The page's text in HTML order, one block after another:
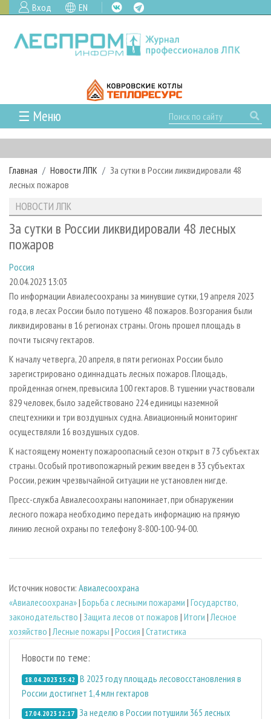
Вход EN
☰ Меню
ГЛАВНАЯ
РУБРИКИ И ТЕМЫ
РУБРИКИ ЖУРНАЛА
ЛЕСОЗАГОТОВКА
ЛЕСОПИЛЕНИЕ
СУШКА ДРЕВЕСИНЫ
ПРОИЗВОДСТВО ДРЕВЕСНЫХ ПЛИТ
ДЕРЕВЯННОЕ ДОМОСТРОЕНИЕ
ПРОИЗВОДСТВО МЕБЕЛИ
БИОЭНЕРГЕТИКА
ЦБП
ИНСТРУМЕНТ И МАТЕРИАЛЫ
НОВОСТИ
НОВОСТИ ЛПК
НОВОСТИ ЖУРНАЛА
ПРОЕКТЫ ЛПИ
АНАЛИТИКА
ПРЕДПРИЯТИЯ ЛПК
ПЕРСОНЫ
МОБИЛЬНЫЕ ВЫСТАВКИ
ОФИЦИАЛЬНЫЕ ДЕЛЕГАЦИИ
ПРИОРИТЕТНЫЕ ИНВЕСТПРОЕКТЫ
RUSSIAN FORESTRY REVIEW
ГАЗЕТА ЛЕСПРОМФОРУМ
БИБЛИОТЕКА СПЕЦИАЛИСТА
АРХИВ ЖУРНАЛОВ
О ЖУРНАЛЕ
КОНТАКТЫ
РЕКЛАМОДАТЕЛЯМ
РЕКЛАМА
РЕКЛАМА НА САЙТЕ
Главная Новости ЛПК
За сутки в России ликвидировали 48
лесных пожаров
НОВОСТИ ЛПК
За сутки в России ликвидировали 48 лесных
пожаров
Россия
20.04.2023 13:03
По информации Авиалесоохраны за минувшие сутки, 19 апреля 2023
года, в лесах России было потушено 48 пожаров. Возгорания были
ликвидированы в 16 регионах страны. Огонь прошел площадь в
почти тысячу гектаров.
К началу четверга, 20 апреля, в пяти регионах России было
зарегистрировано одиннадцать лесных пожаров. Площадь,
пройденная огнем, превысила 100 гектаров. В тушении участвовали
829 человек, было задействовано 224 единицы наземной
спецтехники и три воздушных судна. Авиационный мониторинг
осуществляли 16 воздушных судов.
К настоящему моменту пожароопасный сезон открыт в 73 субъектах
страны. Особый противопожарный режим введен в 33 субъектах
России, режим чрезвычайной ситуации не установлен нигде.
Пресс-служба Авиалесоохраны напоминает, при обнаружении
лесного пожара необходимо передать информацию на прямую
линию лесной охраны по телефону 8-800-100-94-00.
Источник новости: Авиалесоохрана
«Авиалесоохрана»| Борьба с лесными пожарами | Государство,
законодательство | Защита лесов от пожаров | Итоги |Лесное
хозяйство |Лесные пожары | Россия | Статистика
Новости по теме:
18.04.2023 15:42 В 2023 году площадь лесовосстановления в
России достигнет 1,4 млн гектаров
17.04.2023 12:17 За неделю в России потушили 365 лесных